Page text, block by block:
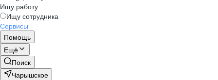
Ищу работу
Ищу сотрудника
Сервисы
Помощь
Ещё
Поиск
Чарышское